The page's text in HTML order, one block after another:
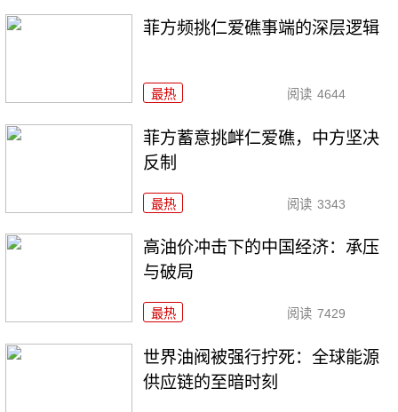
菲方频挑仁爱礁事端的深层逻辑
最热 阅读 4644
菲方蓄意挑衅仁爱礁，中方坚决
反制
最热 阅读 3343
高油价冲击下的中国经济：承压
与破局
最热 阅读 7429
世界油阀被强行拧死：全球能源
供应链的至暗时刻